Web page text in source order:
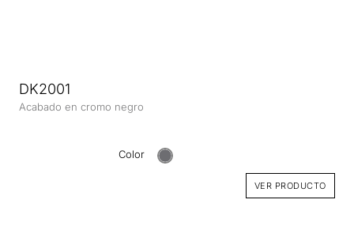
DK2001
Acabado en cromo negro
Color
VER PRODUCTO